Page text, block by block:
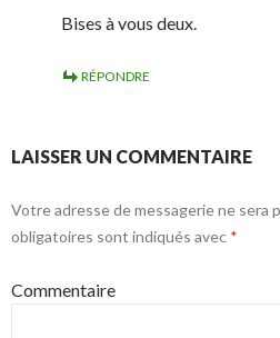
Bises à vous deux.
RÉPONDRE
LAISSER UN COMMENTAIRE
Votre adresse de messagerie ne sera
obligatoires sont indiqués avec *
Commentaire